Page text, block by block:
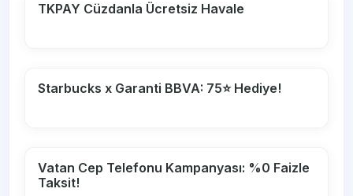
TKPAY Cüzdanla Ücretsiz Havale
Starbucks x Garanti BBVA: 75⭐ Hediye!
Vatan Cep Telefonu Kampanyası: %0 Faizle
Taksit!